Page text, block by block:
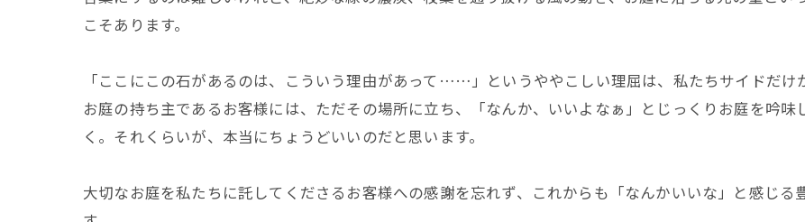
こそあります。
「ここにこの石があるのは、こういう理由があって……」というややこしい理屈は、私たちサイドだけ
お庭の持ち主であるお客様には、ただその場所に立ち、「なんか、いいよなぁ」とじっくりお庭を吟
く。それくらいが、本当にちょうどいいのだと思います。
大切なお庭を私たちに託してくださるお客様への感謝を忘れず、これからも「なんかいいな」と感じ